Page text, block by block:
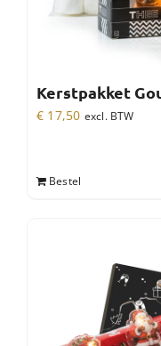
Kerstpakket
€ 17,50 excl. BTW
Bestel